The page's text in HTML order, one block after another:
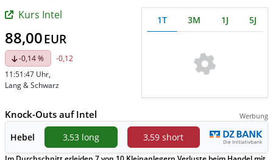
Kurs Intel
88,00EUR
-0,14 %
-0,12
11:51:47 Uhr,
Lang & Schwarz
1T 3M 1J 5J
Knock-Outs auf Intel Werbung
Hebel 3,53 long 3,59 short